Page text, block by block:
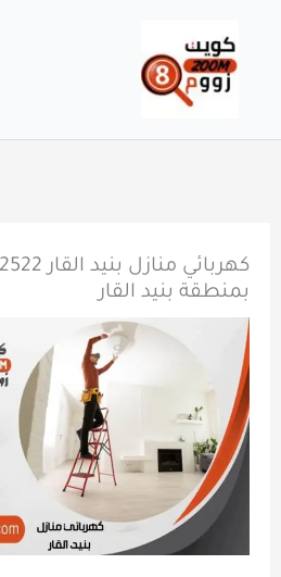
المحتوى
بمنطقة بنيد القار